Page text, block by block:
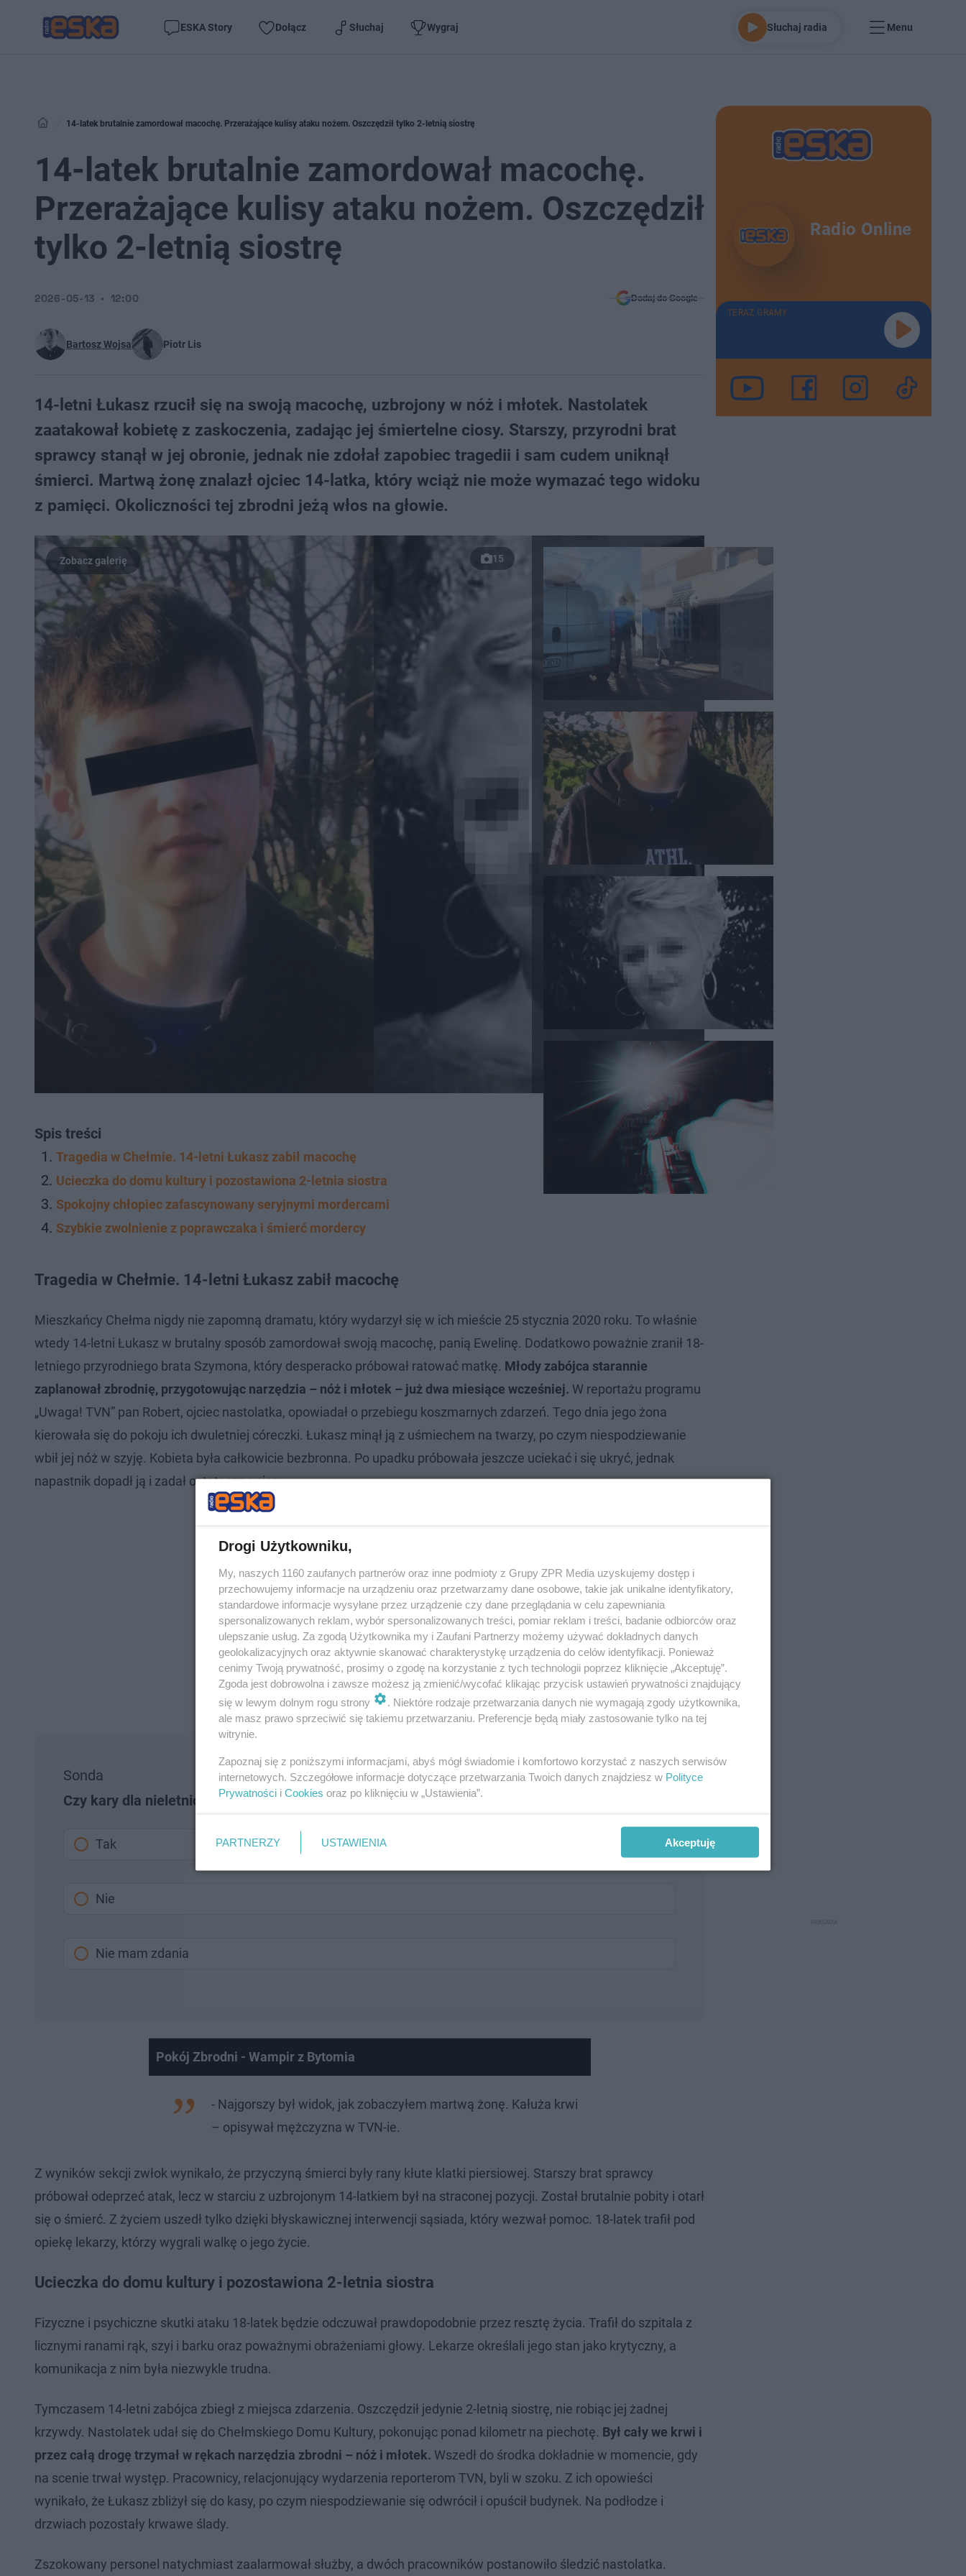
ESKA Story Dołącz Słuchaj Wygraj Słuchaj radia Menu
14-latek brutalnie zamordował macochę. Przerażające kulisy ataku nożem. Oszczędził tylko 2-letnią siostrę
14-latek brutalnie zamordował macochę.
Przerażające kulisy ataku nożem. Oszczędził
tylko 2-letnią siostrę
Bartosz Wojsa Piotr Lis
2026-05-13 12:00 Dodaj do Google
14-letni Łukasz rzucił się na swoją macochę, uzbrojony w nóż i młotek. Nastolatek
zaatakował kobietę z zaskoczenia, zadając jej śmiertelne ciosy. Starszy, przyrodni brat
sprawcy stanął w jej obronie, jednak nie zdołał zapobiec tragedii i sam cudem uniknął
śmierci. Martwą żonę znalazł ojciec 14-latka, który wciąż nie może wymazać tego widoku
z pamięci. Okoliczności tej zbrodni jeżą włos na głowie.
15
Spis treści
Tragedia w Chełmie. 14-letni Łukasz zabił macochę
Ucieczka do domu kultury i pozostawiona 2-letnia siostra
Spokojny chłopiec zafascynowany seryjnymi mordercami
Szybkie zwolnienie z poprawczaka i śmierć mordercy
Tragedia w Chełmie. 14-letni Łukasz zabił macochę
Mieszkańcy Chełma nigdy nie zapomną dramatu, który wydarzył się w ich mieście 25 stycznia 2020 roku. To właśnie
wtedy 14-letni Łukasz w brutalny sposób zamordował swoją macochę, panią Ewelinę. Dodatkowo poważnie zranił 18-
letniego przyrodniego brata Szymona, który desperacko próbował ratować matkę. Młody zabójca starannie
zaplanował zbrodnię, przygotowując narzędzia – nóż i młotek – już dwa miesiące wcześniej. W reportażu programu
„Uwaga! TVN” pan Robert, ojciec nastolatka, opowiadał o przebiegu koszmarnych zdarzeń. Tego dnia jego żona
kierowała się do pokoju ich dwuletniej córeczki. Łukasz minął ją z uśmiechem na twarzy, po czym niespodziewanie
wbił jej nóż w szyję. Kobieta była całkowicie bezbronna. Po upadku próbowała jeszcze uciekać i się ukryć, jednak
napastnik dopadł ją i zadał ostateczne ciosy.
Sonda
Czy kary dla nieletnich przestępców powinny być bardziej surowe?
Tak
Nie
Nie mam zdania
Pokój Zbrodni - Wampir z Bytomia
- Najgorszy był widok, jak zobaczyłem martwą żonę. Kałuża krwi
– opisywał mężczyzna w TVN-ie.
Z wyników sekcji zwłok wynikało, że przyczyną śmierci były rany kłute klatki piersiowej. Starszy brat sprawcy
próbował odeprzeć atak, lecz w starciu z uzbrojonym 14-latkiem był na straconej pozycji. Został brutalnie pobity i otarł
się o śmierć. Z życiem uszedł tylko dzięki błyskawicznej interwencji sąsiada, który wezwał pomoc. 18-latek trafił pod
opiekę lekarzy, którzy wygrali walkę o jego życie.
Ucieczka do domu kultury i pozostawiona 2-letnia siostra
Fizyczne i psychiczne skutki ataku 18-latek będzie odczuwał prawdopodobnie przez resztę życia. Trafił do szpitala z
licznymi ranami rąk, szyi i barku oraz poważnymi obrażeniami głowy. Lekarze określali jego stan jako krytyczny, a
komunikacja z nim była niezwykle trudna.
Tymczasem 14-letni zabójca zbiegł z miejsca zdarzenia. Oszczędził jedynie 2-letnią siostrę, nie robiąc jej żadnej
krzywdy. Nastolatek udał się do Chełmskiego Domu Kultury, pokonując ponad kilometr na piechotę. Był cały we krwi i
przez całą drogę trzymał w rękach narzędzia zbrodni – nóż i młotek. Wszedł do środka dokładnie w momencie, gdy
na scenie trwał występ. Pracownicy, relacjonujący wydarzenia reporterom TVN, byli w szoku. Z ich opowieści
wynikało, że Łukasz zbliżył się do kasy, po czym niespodziewanie się odwrócił i opuścił budynek. Na podłodze i
drzwiach pozostały krwawe ślady.
Zszokowany personel natychmiast zaalarmował służby, a dwóch pracowników postanowiło śledzić nastolatka.
Radio Online
TERAZ GRAMY
Drogi Użytkowniku,
My, naszych 1160 zaufanych partnerów oraz inne podmioty z Grupy ZPR Media uzyskujemy dostęp i
przechowujemy informacje na urządzeniu oraz przetwarzamy dane osobowe, takie jak unikalne identyfikatory,
standardowe informacje wysyłane przez urządzenie czy dane przeglądania w celu zapewniania
spersonalizowanych reklam, wybór spersonalizowanych treści, pomiar reklam i treści, badanie odbiorców oraz
ulepszanie usług. Za zgodą Użytkownika my i Zaufani Partnerzy możemy używać dokładnych danych
geolokalizacyjnych oraz aktywnie skanować charakterystykę urządzenia do celów identyfikacji. Ponieważ
cenimy Twoją prywatność, prosimy o zgodę na korzystanie z tych technologii poprzez kliknięcie „Akceptuję”.
Zgoda jest dobrowolna i zawsze możesz ją zmienić/wycofać klikając przycisk ustawień prywatności znajdujący
się w lewym dolnym rogu strony
. Niektóre rodzaje przetwarzania danych nie wymagają zgody użytkownika,
ale masz prawo sprzeciwić się takiemu przetwarzaniu. Preferencje będą miały zastosowanie tylko na tej
witrynie.
Zapoznaj się z poniższymi informacjami, abyś mógł świadomie i komfortowo korzystać z naszych serwisów
internetowych. Szczegółowe informacje dotyczące przetwarzania Twoich danych znajdziesz w Polityce
Prywatności i Cookies oraz po kliknięciu w „Ustawienia”.
PARTNERZY USTAWIENIA Akceptuję